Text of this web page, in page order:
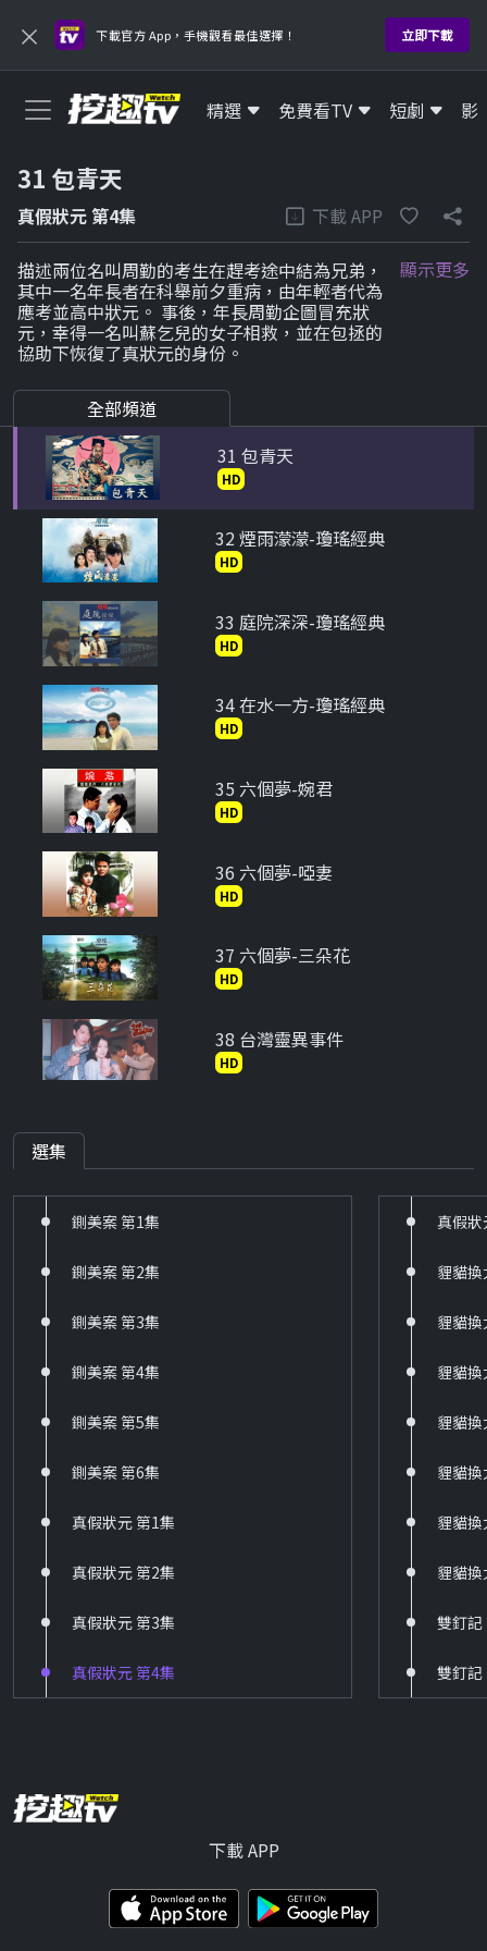
× 下載官方 App，手機觀看最佳選擇！ 立即下載
精選 免費看TV 短劇 影
31 包青天
真假狀元 第4集 下載 APP
描述兩位名叫周勤的考生在趕考途中結為兄弟，
其中一名年長者在科舉前夕重病，由年輕者代為
應考並高中狀元。 事後，年長周勤企圖冒充狀
元，幸得一名叫蘇乞兒的女子相救，並在包拯的
協助下恢復了真狀元的身份。
顯示更多
全部頻道
2 寰宇新聞台灣台
3 三立新聞iNEWS
4 運通財經綜合台
16 博斯運動一台
HD
HD
31 包青天
HD
32 煙雨濛濛-瓊瑤經典
HD
33 庭院深深-瓊瑤經典
HD
34 在水一方-瓊瑤經典
HD
35 六個夢-婉君
HD
36 六個夢-啞妻
HD
37 六個夢-三朵花
HD
38 台灣靈異事件
HD
40 新兵日記
114 恰似故人歸
HD
選集
鍘美案 第1集
鍘美案 第2集
鍘美案 第3集
鍘美案 第4集
鍘美案 第5集
鍘美案 第6集
真假狀元 第1集
真假狀元 第2集
真假狀元 第3集
真假狀元 第4集
真假狀
貍貓
貍貓
貍貓
貍貓
貍貓
貍貓
貍貓
雙釘記
雙釘記
下載 APP